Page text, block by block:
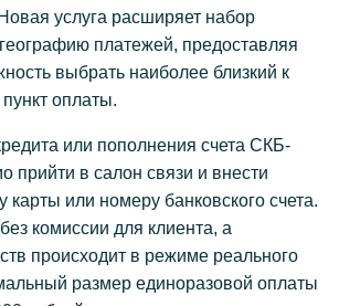
услуга расширяет набор
платежей, предоставляя
выбрать наиболее близкий к
оплаты.
или пополнения счета СКБ-
прийти в салон связи и внести
карты или номеру банковского счета.
комиссии для клиента, а
происходит в режиме реального
размер единоразовой оплаты